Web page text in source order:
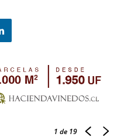
1 de 19